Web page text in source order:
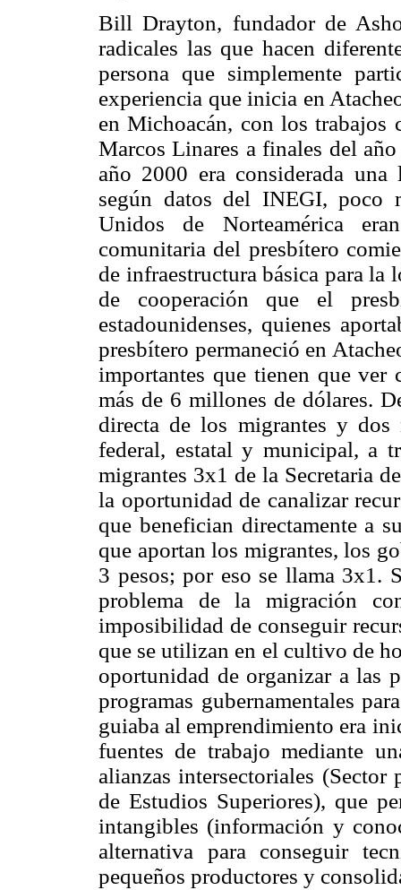
Bill Drayton, fundador de
radicales las que hacen
persona que simplemente
experiencia que inicia en
en Michoacán, con los trabajos
Marcos Linares a finales del
año 2000 era considerada
según datos del INEGI, poco
Unidos de Norteamérica
comunitaria del presbítero
de infraestructura básica para
de cooperación que el
estadounidenses, quienes
presbítero permaneció en
importantes que tienen que
más de 6 millones de dólares.
directa de los migrantes y
federal, estatal y municipal, a
migrantes 3x1 de la Secretaria
la oportunidad de canalizar
que benefician directamente a
que aportan los migrantes, los
3 pesos; por eso se llama 3x1.
problema de la migración
imposibilidad de conseguir
que se utilizan en el cultivo de
oportunidad de organizar a las
programas gubernamentales
guiaba al emprendimiento era
fuentes de trabajo mediante
alianzas intersectoriales
de Estudios Superiores), que
intangibles (información y
alternativa para conseguir
pequeños productores y